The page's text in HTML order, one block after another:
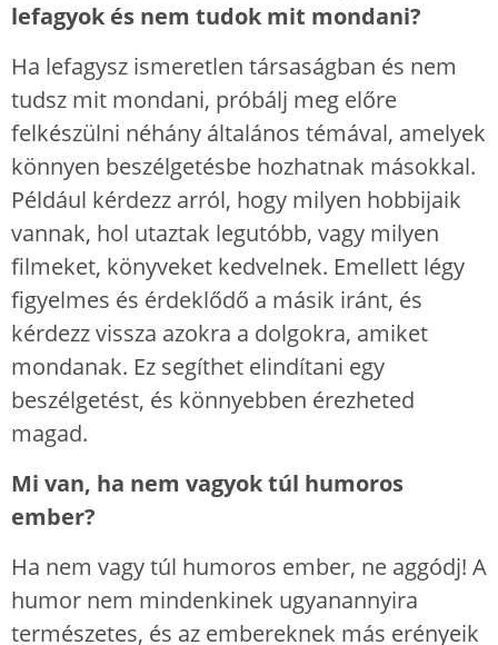
lefagyok és nem tudok mit mondani?
Ha lefagysz ismeretlen társaságban és nem
tudsz mit mondani, próbálj meg előre
felkészülni néhány általános témával, amelyek
könnyen beszélgetésbe hozhatnak másokkal.
Például kérdezz arról, hogy milyen hobbijaik
vannak, hol utaztak legutóbb, vagy milyen
filmeket, könyveket kedvelnek. Emellett légy
figyelmes és érdeklődő a másik iránt, és
kérdezz vissza azokra a dolgokra, amiket
mondanak. Ez segíthet elindítani egy
beszélgetést, és könnyebben érezheted
magad.
Mi van, ha nem vagyok túl humoros
ember?
Ha nem vagy túl humoros ember, ne aggódj! A
humor nem mindenkinek ugyanannyira
természetes, és az embereknek más erényeik